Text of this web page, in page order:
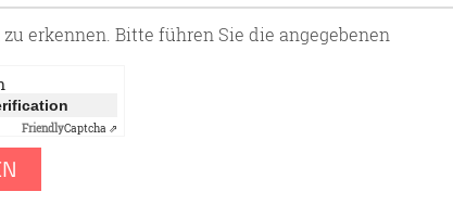
erkennen. Bitte führen Sie die angegebenen
FriendlyCaptcha ⇗